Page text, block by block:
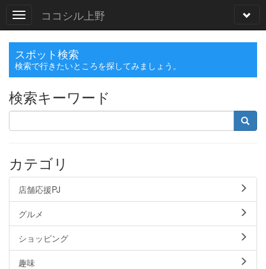
ココシル上野
スポット検索
検索で行きたいところを探してみましょう。
検索キーワード
カテゴリ
店舗応援PJ
グルメ
ショッピング
趣味